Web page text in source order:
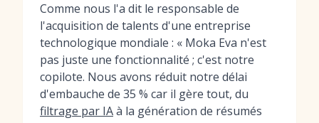
Comme nous l'a dit le responsable de
l'acquisition de talents d'une entreprise
technologique mondiale : « Moka Eva n'est
pas juste une fonctionnalité ; c'est notre
copilote. Nous avons réduit notre délai
d'embauche de 35 % car il gère tout, du
filtrage par IAà la génération de résumés